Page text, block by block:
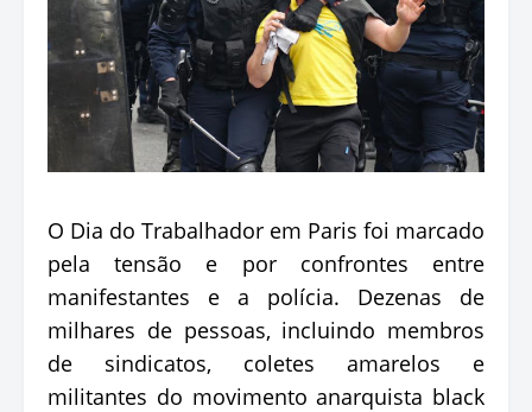
O Dia do Trabalhador em Paris foi marcado
pela tensão e por confrontes entre
manifestantes e a polícia. Dezenas de
milhares de pessoas, incluindo membros
de sindicatos, coletes amarelos e
militantes do movimento anarquista black